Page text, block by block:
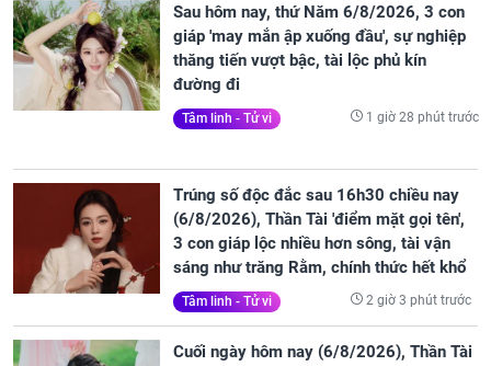
Sau hôm nay, thứ Năm 6/8/2026, 3 con
giáp 'may mắn ập xuống đầu', sự nghiệp
thăng tiến vượt bậc, tài lộc phủ kín
đường đi
Tâm linh - Tử vi 1 giờ 28 phút trước
Trúng số độc đắc sau 16h30 chiều nay
(6/8/2026), Thần Tài 'điểm mặt gọi tên',
3 con giáp lộc nhiều hơn sông, tài vận
sáng như trăng Rằm, chính thức hết khổ
Tâm linh - Tử vi 2 giờ 3 phút trước
Cuối ngày hôm nay (6/8/2026), Thần Tài